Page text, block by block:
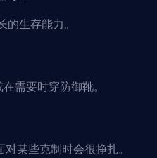
的生存能力。
需要时穿防御靴。
对某些克制时会很挣扎。